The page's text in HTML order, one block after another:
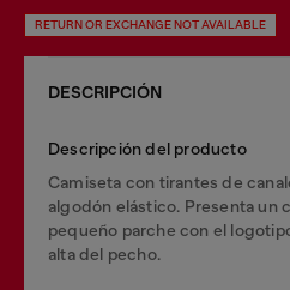
RETURN OR EXCHANGE NOT AVAILABLE
DESCRIPCIÓN
Descripción del producto
Camiseta con tirantes de
algodón elástico. Presenta un
pequeño parche con el
alta del pecho.